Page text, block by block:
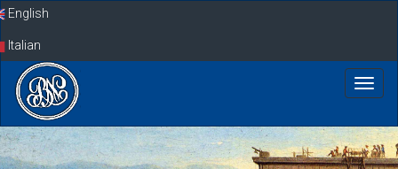
SkipEnglish
Italian